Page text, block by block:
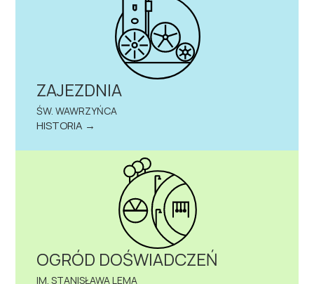
ZAJEZDNIA
ŚW. WAWRZYŃCA
HISTORIA →
OGRÓD DOŚWIADCZEŃ
IM. STANISŁAWA LEMA